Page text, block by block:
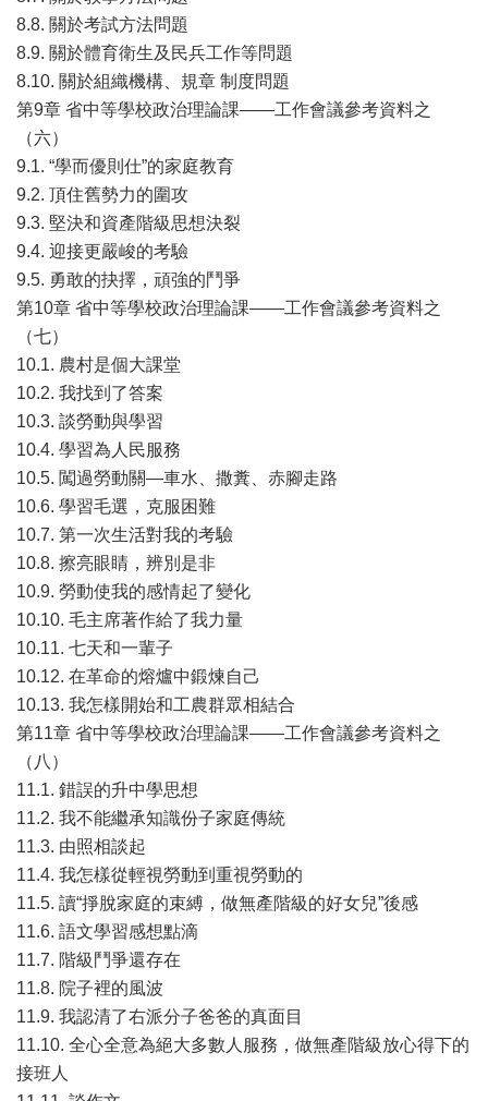
8.8. 關於考試方法問題
8.9. 關於體育衛生及民兵工作等問題
8.10. 關於組織機構、規章 制度問題
第9章 省中等學校政治理論課——工作會議參考資料之
（六）
9.1. “學而優則仕”的家庭教育
9.2. 頂住舊勢力的圍攻
9.3. 堅決和資產階級思想決裂
9.4. 迎接更嚴峻的考驗
9.5. 勇敢的抉擇，頑強的鬥爭
第10章 省中等學校政治理論課——工作會議參考資料之
（七）
10.1. 農村是個大課堂
10.2. 我找到了答案
10.3. 談勞動與學習
10.4. 學習為人民服務
10.5. 闖過勞動關—車水、撒糞、赤腳走路
10.6. 學習毛選，克服困難
10.7. 第一次生活對我的考驗
10.8. 擦亮眼睛，辨別是非
10.9. 勞動使我的感情起了變化
10.10. 毛主席著作給了我力量
10.11. 七天和一輩子
10.12. 在革命的熔爐中鍛煉自己
10.13. 我怎樣開始和工農群眾相結合
第11章 省中等學校政治理論課——工作會議參考資料之
（八）
11.1. 錯誤的升中學思想
11.2. 我不能繼承知識份子家庭傳統
11.3. 由照相談起
11.4. 我怎樣從輕視勞動到重視勞動的
11.5. 讀“掙脫家庭的束縛，做無產階級的好女兒”後感
11.6. 語文學習感想點滴
11.7. 階級鬥爭還存在
11.8. 院子裡的風波
11.9. 我認清了右派分子爸爸的真面目
11.10. 全心全意為絕大多數人服務，做無產階級放心得下的
接班人